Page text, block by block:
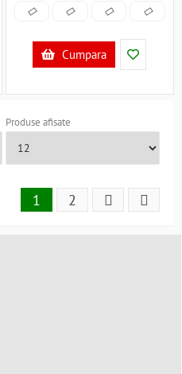
Cumpara
Produse afisate
1 2